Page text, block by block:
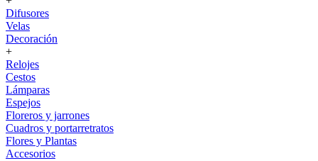
Difusores
Velas
Decoración
+
Relojes
Cestos
Lámparas
Espejos
Floreros y jarrones
Cuadros y portarretratos
Flores y Plantas
Accesorios